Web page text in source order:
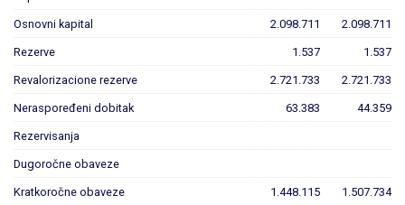
Osnovni kapital 2.098.711 2.098.711
Rezerve 1.537 1.537
Revalorizacione rezerve 2.721.733 2.721.733
Neraspoređeni dobitak 63.383 44.359
Rezervisanja
Dugoročne obaveze
Kratkoročne obaveze 1.448.115 1.507.734